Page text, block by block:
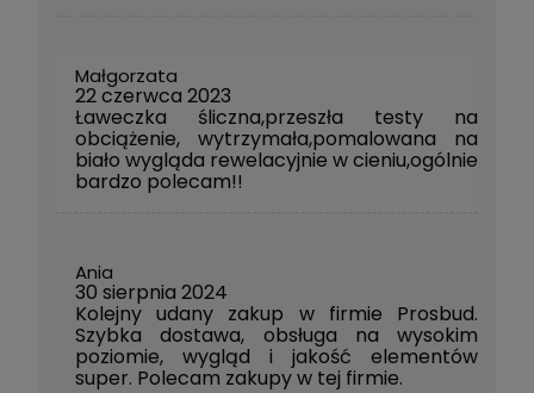
Małgorzata
22 czerwca 2023
Ławeczka śliczna,przeszła testy na
obciążenie, wytrzymała,pomalowana na
biało wygląda rewelacyjnie w cieniu,ogólnie
bardzo polecam!!
Ania
30 sierpnia 2024
Kolejny udany zakup w firmie Prosbud.
Szybka dostawa, obsługa na wysokim
poziomie, wygląd i jakość elementów
super. Polecam zakupy w tej firmie.